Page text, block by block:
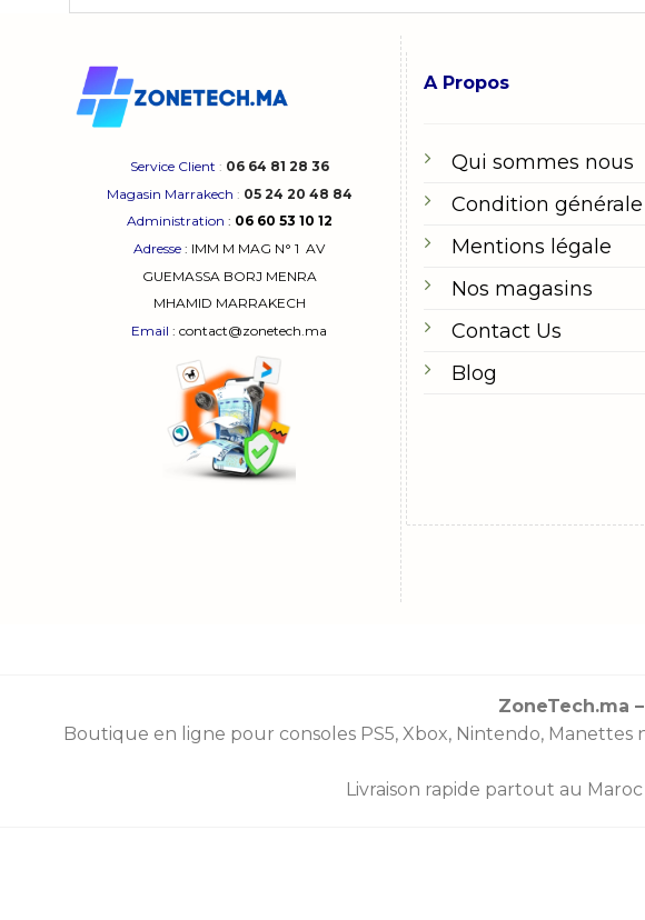
Service Client : 06 64 81 28 36
Magasin Marrakech : 05 24 20 48 84
Administration : 06 60 53 10 12
Adresse : IMM M MAG N° 1AV
GUEMASSA BORJ MENRA
MHAMID MARRAKECH
Email : contact@zonetech.ma
A Propos
Qui sommes nous
Condition générale
Mentions légale
Nos magasins
Contact Us
Blog
ZoneTech.ma
Boutique en ligne pour consoles PS5, Xbox, Nintendo, Manettes
Livraison rapide partout au